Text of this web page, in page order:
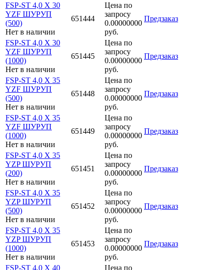
FSP-ST 4,0 X 30
YZF ШУРУП
(500)
Нет в наличии
651444
Цена по
запросу
0.00000000
руб.
Предзаказ
FSP-ST 4,0 X 30
YZF ШУРУП
(1000)
Нет в наличии
651445
Цена по
запросу
0.00000000
руб.
Предзаказ
FSP-ST 4,0 X 35
YZF ШУРУП
(500)
Нет в наличии
651448
Цена по
запросу
0.00000000
руб.
Предзаказ
FSP-ST 4,0 X 35
YZF ШУРУП
(1000)
Нет в наличии
651449
Цена по
запросу
0.00000000
руб.
Предзаказ
FSP-ST 4,0 X 35
YZP ШУРУП
(200)
Нет в наличии
651451
Цена по
запросу
0.00000000
руб.
Предзаказ
FSP-ST 4,0 X 35
YZP ШУРУП
(500)
Нет в наличии
651452
Цена по
запросу
0.00000000
руб.
Предзаказ
FSP-ST 4,0 X 35
YZP ШУРУП
(1000)
Нет в наличии
651453
Цена по
запросу
0.00000000
руб.
Предзаказ
FSP-ST 4,0 X 40 Цена по